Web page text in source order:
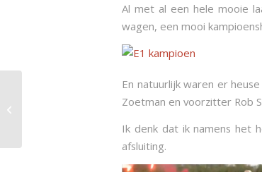
Al met al een hele mooie
wagen, een mooi
En natuurlijk waren er
Zoetman en voorzitter Rob
Ik denk dat ik namens het
afsluiting.
Vrijdagochtendgroep Boekelopers